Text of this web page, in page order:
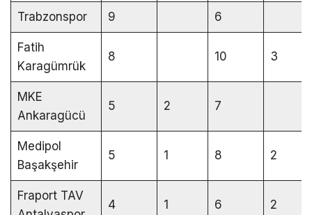
Trabzonspor 9 6
Fatih
Karagümrük
8 10 3
MKE
Ankaragücü
5 2 7
Medipol
Başakşehir
5 1 8 2
Fraport TAV
4 1 6 2